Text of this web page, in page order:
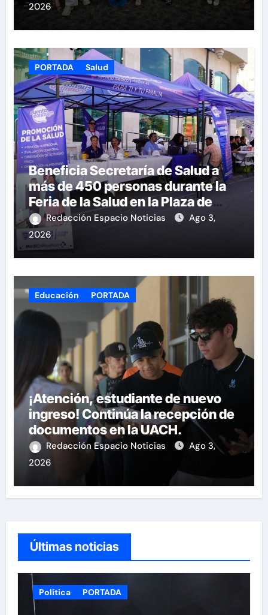
2026
PORTADA Salud
Beneficia Secretaría de Salud a
más de 450 personas durante la
Feria de la Salud en la Plaza de
Armas
Redacción Espacio Noticias
Ago 3,
2026
Educación PORTADA
¡Atención, estudiante de nuevo
ingreso! Continúa la recepción de
documentos en la UACH.
Redacción Espacio Noticias
Ago 3,
2026
Últimas noticias
Política PORTADA